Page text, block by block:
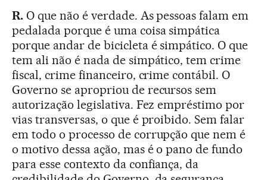
R. O que não é verdade. As pessoas falam em
pedalada porque é uma coisa simpática
porque andar de bicicleta é simpático. O que
tem ali não é nada de simpático, tem crime
fiscal, crime financeiro, crime contábil. O
Governo se apropriou de recursos sem
autorização legislativa. Fez empréstimo por
vias transversas, o que é proibido. Sem falar
em todo o processo de corrupção que nem é
o motivo dessa ação, mas é o pano de fundo
para esse contexto da confiança, da